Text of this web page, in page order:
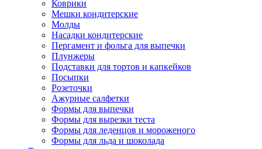
Коврики
Мешки кондитерские
Молды
Насадки кондитерские
Пергамент и фольга для выпечки
Плунжеры
Подставки для тортов и капкейков
Посыпки
Розеточки
Ажурные салфетки
Формы для выпечки
Формы для вырезки теста
Формы для леденцов и мороженого
Формы для льда и шоколада